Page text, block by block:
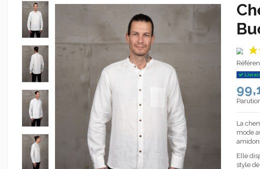
La
mode
Elle
style